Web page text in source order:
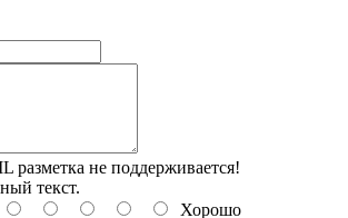
разметка не поддерживается!
текст.
Хорошо